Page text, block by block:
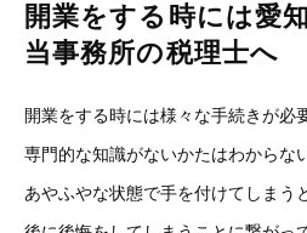
開業をする時には愛
当事務所の税理士へ
開業をする時には様々な手続きが必
専門的な知識がないかたはわからな
あやふやな状態で手を付けてしまう